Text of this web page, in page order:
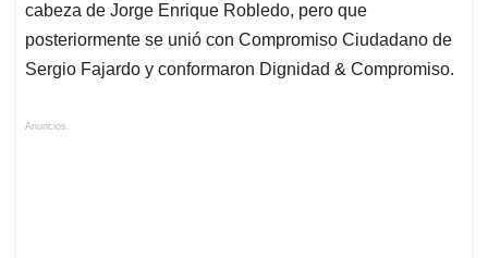
cabeza de Jorge Enrique Robledo, pero que
posteriormente se unió con Compromiso Ciudadano de
Sergio Fajardo y conformaron Dignidad & Compromiso.
Anuncios.